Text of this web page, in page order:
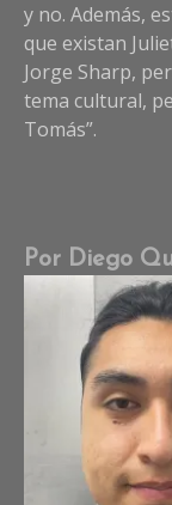
y no. Además,
que existan
Jorge Sharp,
tema cultural,
Tomás”.
Por Diego